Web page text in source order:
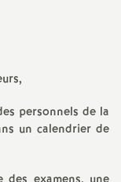
o
npersonnels de la
un calendrier de